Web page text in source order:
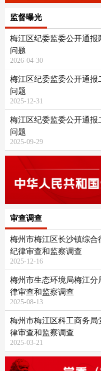
监督曝光
梅江区纪委监委公开通
问题
2026-04-30
梅江区纪委监委公开通
问题
2025-12-31
梅江区纪委监委公开通
问题
2025-09-29
审查调查
梅州市梅江区长沙镇综
纪律审查和监察调查
2025-12-16
梅州市生态环境局梅江
律审查和监察调查
2025-08-13
梅州市梅江区科工商务
律审查和监察调查
2025-03-21